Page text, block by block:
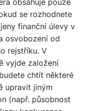
se rozhodnete
finanční úlevy v
osvobození od
rejstříku. V
vyjde založení
chtít některé
upravit jiným
(např. působnost